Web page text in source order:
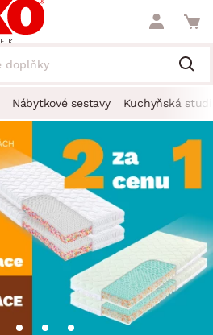
Nábytkové sestavy Kuchyňská